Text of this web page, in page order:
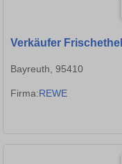
Verkäufer
Bayreuth, 95410
Firma:REWE